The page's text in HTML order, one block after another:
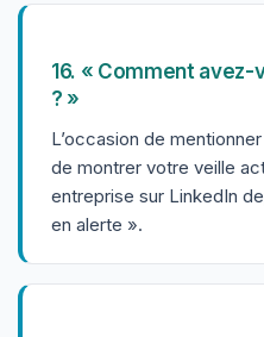
16. « Comment
? »
L’occasion de
de montrer votre veille
entreprise sur LinkedIn
en alerte ».